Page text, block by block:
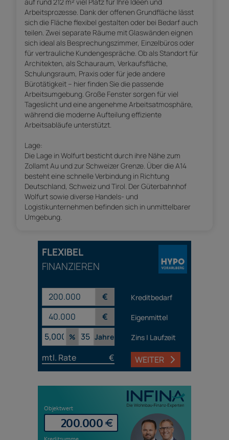
auf rund 212 m² viel Platz für Ihre Ideen und
Arbeitsprozesse. Dank der offenen Grundfläche lässt
sich die Fläche flexibel gestalten oder bei Bedarf auch
teilen. Zwei separate Räume mit Glaswänden eignen
sich ideal als Besprechungszimmer, Einzelbüros oder
für vertrauliche Kundengespräche. Ob als Standort für
Architekten, als Schauraum, Verkaufsfläche,
Schulungsraum, Praxis oder für jede andere
Bürotätigkeit – hier finden Sie die passende
Arbeitsumgebung. Große Fenster sorgen für viel
Tageslicht und eine angenehme Arbeitsatmosphäre,
während die moderne Aufteilung effiziente
Arbeitsabläufe unterstützt.
Lage:
Die Lage in Wolfurt besticht durch ihre Nähe zum
Zollamt Au und zur Schweizer Grenze. Über die A14
besteht eine schnelle Verbindung in Richtung
Deutschland, Schweiz und Tirol. Der Güterbahnhof
Wolfurt sowie diverse Handels- und
Logistikunternehmen befinden sich in unmittelbarer
Umgebung.
FLEXIBEL
FINANZIEREN
€ Kreditbedarf
€
Eigenmittel
%
Jahre Zins | Laufzeit
mtl. Rate € WEITER